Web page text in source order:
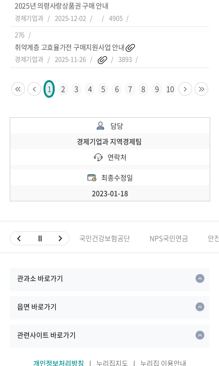
2025년 의령사랑상품권 구매 안내
경제기업과 2025-12-02
4905
276
취약계층 고효율가전 구매지원사업 안내
경제기업과 2025-11-26 3893
1 2 3 4 5 6 7 8 9 10
담당
경제기업과 지역경제팀
연락처
최종수정일
2023-01-18
국민건강보험공단 NPS국민연금 안
관과소 바로가기
읍면 바로가기
관련사이트 바로가기
개인정보처리방침 누리집지도 누리집 이용안내